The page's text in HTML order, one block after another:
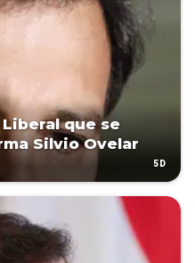
que se
Silvio Ovelar
5D